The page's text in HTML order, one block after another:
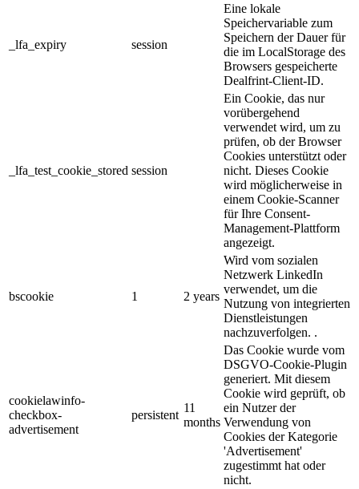
_lfa_expiry session
Eine lokale
Speichervariable zum
Speichern der Dauer für
die im LocalStorage des
Browsers gespeicherte
Dealfrint-Client-ID.
_lfa_test_cookie_stored session
Ein Cookie, das nur
vorübergehend
verwendet wird, um zu
prüfen, ob der Browser
Cookies unterstützt oder
nicht. Dieses Cookie
wird möglicherweise in
einem Cookie-Scanner
für Ihre Consent-
Management-Plattform
angezeigt.
bscookie 1 2 years
Wird vom sozialen
Netzwerk LinkedIn
verwendet, um die
Nutzung von integrierten
Dienstleistungen
nachzuverfolgen. .
cookielawinfo-
checkbox-
advertisement
persistent
11
months
Das Cookie wurde vom
DSGVO-Cookie-Plugin
generiert. Mit diesem
Cookie wird geprüft, ob
ein Nutzer der
Verwendung von
Cookies der Kategorie
'Advertisement'
zugestimmt hat oder
nicht.